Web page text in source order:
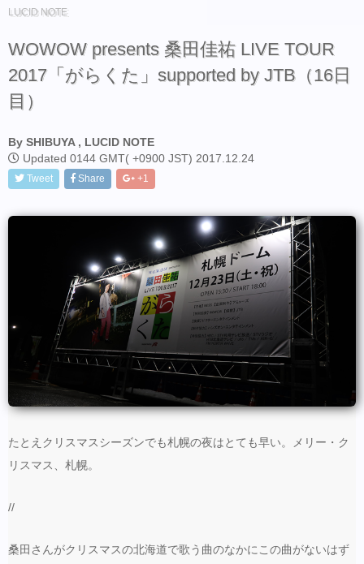
LUCID NOTE
WOWOW presents 桑田佳祐 LIVE TOUR
2017「がらくた」supported by JTB（16日
目）
By SHIBUYA , LUCID NOTE
Updated 0144 GMT( +0900 JST) 2017.12.24
Tweet Share +1
たとえクリスマスシーズンでも札幌の夜はとても早い。メリー・ク
リスマス、札幌。
//
桑田さんがクリスマスの北海道で歌う曲のなかにこの曲がないはず